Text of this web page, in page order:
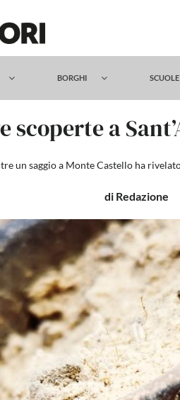
BORGHI SCUOLE
scoperte a
un saggio a Monte Castello ha
di Redazione